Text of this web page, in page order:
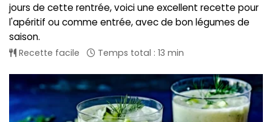
jours de cette rentrée, voici une excellent recette pour
l'apéritif ou comme entrée, avec de bon légumes de
saison.
Recette facile Temps total : 13 min